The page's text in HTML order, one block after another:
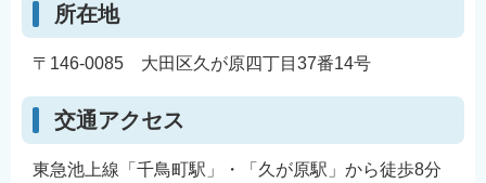
所在地
〒146-0085 大田区久が原四丁目37番14号
交通アクセス
東急池上線「千鳥町駅」・「久が原駅」から徒歩8分